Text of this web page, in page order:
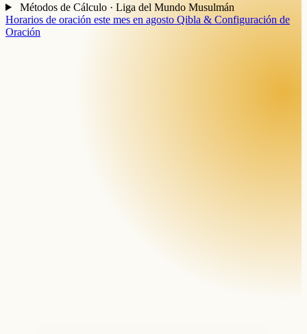
Métodos de Cálculo · Liga del Mundo Musulmán
Horarios de oración este mes en agosto Qibla & Configuración de
Oración